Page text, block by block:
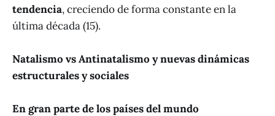
tendencia, creciendo de forma constante en la
última década (15).
Natalismo vs Antinatalismo y nuevas dinámicas
estructurales y sociales
En gran parte de los países del mundo